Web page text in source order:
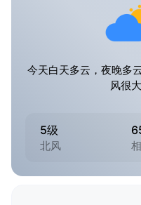
今天白天多云，夜晚多
风很
5级
北风